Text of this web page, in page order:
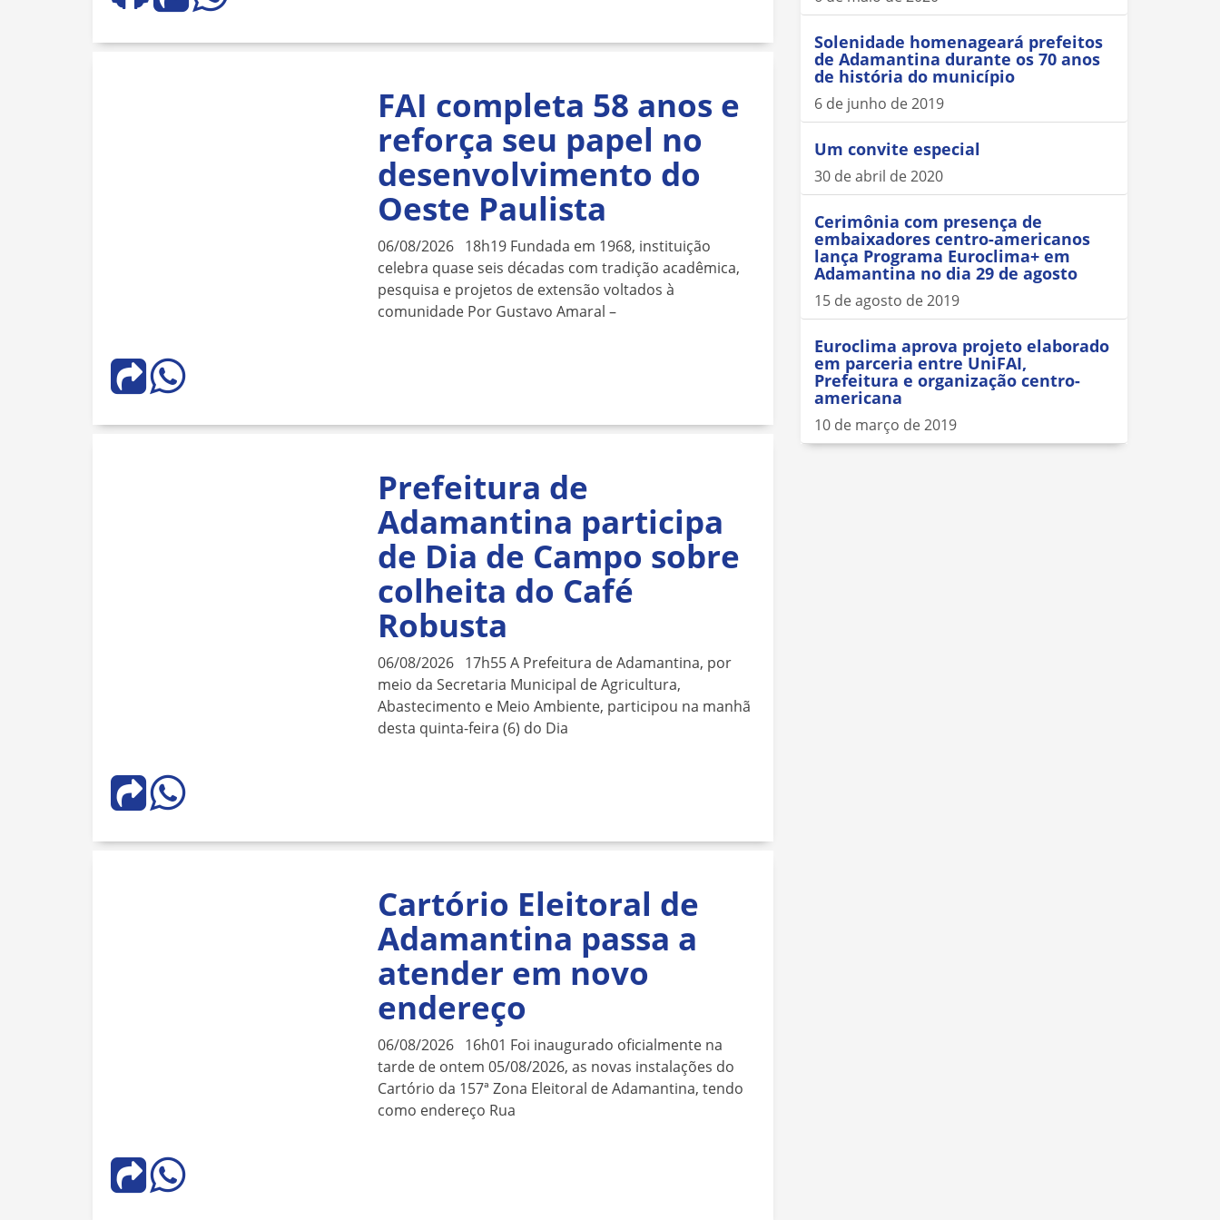
FAI completa 58 anos e
reforça seu papel no
desenvolvimento do
Oeste Paulista
06/08/2026 18h19 Fundada em 1968, instituição
celebra quase seis décadas com tradição acadêmica,
pesquisa e projetos de extensão voltados à
comunidade Por Gustavo Amaral –
Prefeitura de
Adamantina participa
de Dia de Campo sobre
colheita do Café
Robusta
06/08/2026 17h55 A Prefeitura de Adamantina, por
meio da Secretaria Municipal de Agricultura,
Abastecimento e Meio Ambiente, participou na manhã
desta quinta-feira (6) do Dia
Cartório Eleitoral de
Adamantina passa a
atender em novo
endereço
06/08/2026 16h01 Foi inaugurado oficialmente na
tarde de ontem 05/08/2026, as novas instalações do
Cartório da 157ª Zona Eleitoral de Adamantina, tendo
como endereço Rua
Solenidade homenageará prefeitos
de Adamantina durante os 70 anos
de história do município
6 de junho de 2019
Um convite especial
30 de abril de 2020
Cerimônia com presença de
embaixadores centro-americanos
lança Programa Euroclima+ em
Adamantina no dia 29 de agosto
15 de agosto de 2019
Euroclima aprova projeto elaborado
em parceria entre UniFAI,
Prefeitura e organização centro-
americana
10 de março de 2019